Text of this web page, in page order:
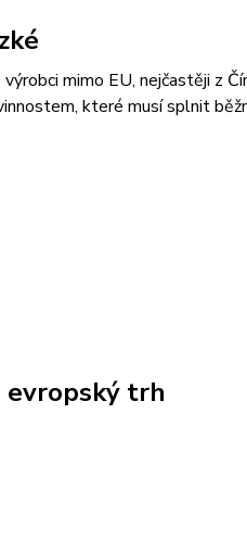
mimo EU, nejčastěji z
které musí splnit
evropský trh